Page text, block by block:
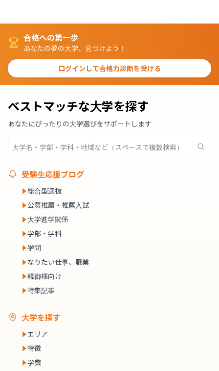
合格への第一歩
あなたの夢の大学、見つけよう！
ログインして合格力診断を受ける
ベストマッチな大学を探す
あなたにぴったりの大学選びをサポートします
受験生応援ブログ
総合型選抜
公募推薦・推薦入試
大学進学関係
学部・学科
学問
なりたい仕事、職業
親御様向け
特集記事
大学を探す
エリア
特徴
学費